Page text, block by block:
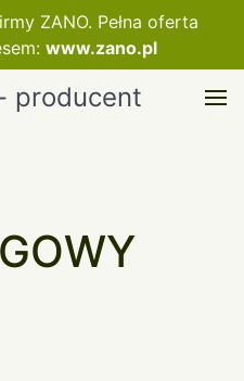
ZANO. Pełna oferta
www.zano.pl
producent